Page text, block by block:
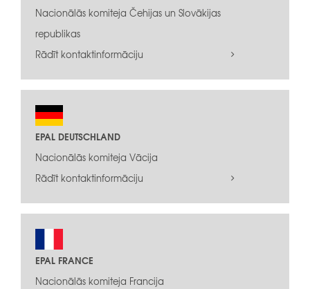
Nacionālās komiteja Čehijas un Slovākijas
republikas
Rādīt kontaktinformāciju
EPAL DEUTSCHLAND
Nacionālās komiteja Vācija
Rādīt kontaktinformāciju
EPAL FRANCE
Nacionālās komiteja Francija